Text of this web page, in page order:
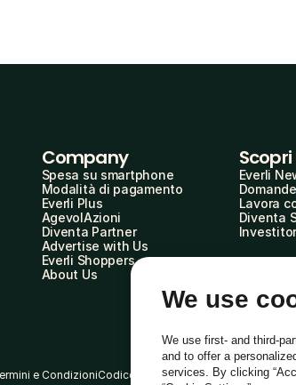
Company
Spesa su smartphone
Modalità di pagamento
Everli Plus
AgevolAzioni
Diventa Partner
Advertise with Us
Everli Shoppers
About Us
Everli
Lavora
Diventa
e CondizioniCodice Etico
We use
We use first- and third-
and to offer a
services. By clicking